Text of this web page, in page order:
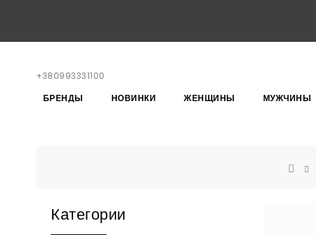
БРЕНДЫ НОВИНКИ ЖЕНЩИНЫ МУЖЧИНЫ
+380993331100
Категории